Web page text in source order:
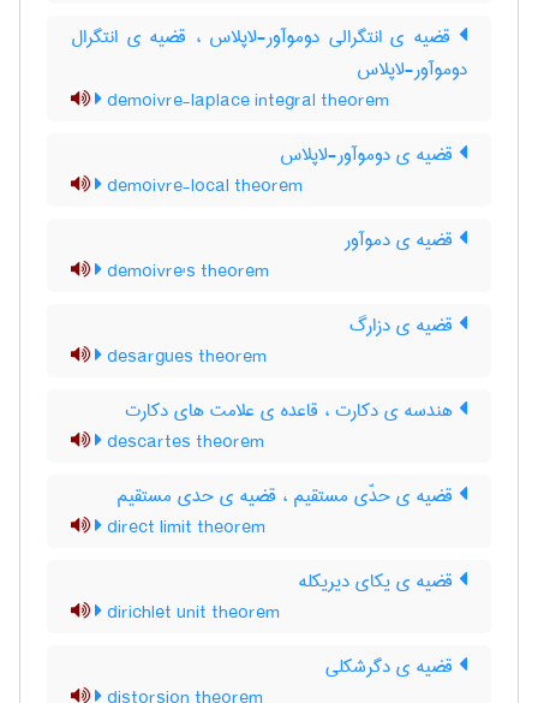
قضیه ی انتگرالی دوموآور-لاپلاس ، قضیه ی انتگرال
دوموآور-لاپلاس
demoivre-laplace integral theorem
قضیه ی دوموآور-لاپلاس
demoivre-local theorem
قضیه ی دموآور
demoivre's theorem
قضیه ی دزارگ
desargues theorem
هندسه ی دکارت ، قاعده ی علامت های دکارت
descartes theorem
قضیه ی حدّی مستقیم ، قضیه ی حدی مستقیم
direct limit theorem
قضیه ی یکای دیریکله
dirichlet unit theorem
قضیه ی دگرشکلی